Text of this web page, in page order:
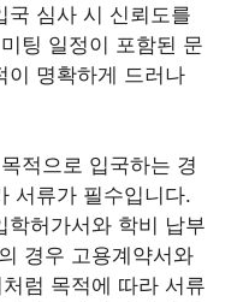
국 심사 시 신뢰도를
팅 일정이 포함된 문
이 명확하게 드러나
적으로 입국하는 경
서류가 필수입니다.
학허가서와 학비 납부
경우 고용계약서와
럼 목적에 따라 서류